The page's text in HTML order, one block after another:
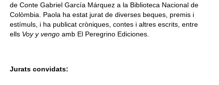
de Conte Gabriel García Márquez a la Biblioteca Nacional de
Colòmbia. Paola ha estat jurat de diverses beques, premis i
estímuls, i ha publicat cròniques, contes i altres escrits, entre
ells Voy y vengo amb El Peregrino Ediciones.
Jurats convidats: